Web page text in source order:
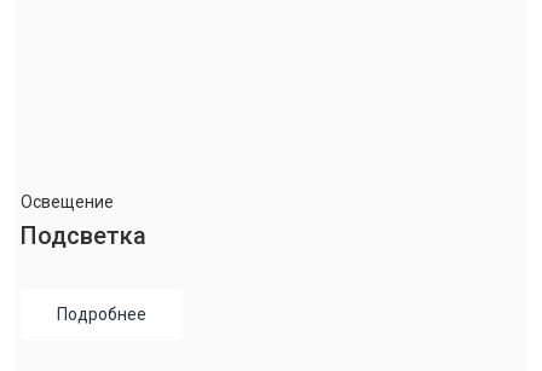
Освещение
Подсветка
Подробнее